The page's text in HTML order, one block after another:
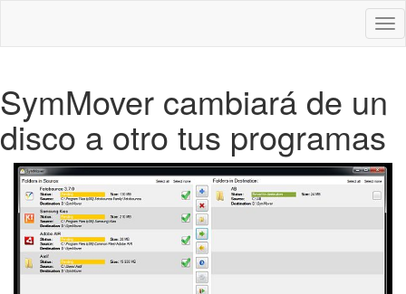
SymMover cambiará de un
disco a otro tus programas